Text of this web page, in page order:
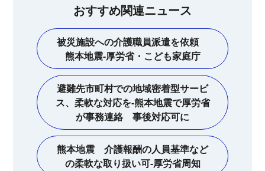
おすすめ関連ニュース
被災施設への介護職員派遣を依頼
熊本地震-厚労省・こども家庭庁
避難先市町村での地域密着型サービ
ス、柔軟な対応を-熊本地震で厚労省
が事務連絡 事後対応可に
熊本地震 介護報酬の人員基準など
の柔軟な取り扱い可-厚労省周知